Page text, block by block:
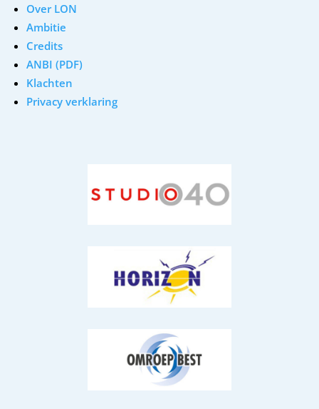
Over LON
Ambitie
Credits
ANBI (PDF)
Klachten
Privacy verklaring